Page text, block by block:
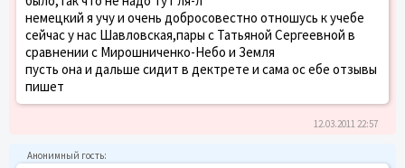
немецкий я учу и очень добросовестно отношусь к учебе
сейчас у нас Шавловская,пары с Татьяной Сергеевной в
сравнении с Мирошниченко-Небо и Земля
пусть она и дальше сидит в дектрете и сама ос ебе отзывы
пишет
12.03.2011 22:57